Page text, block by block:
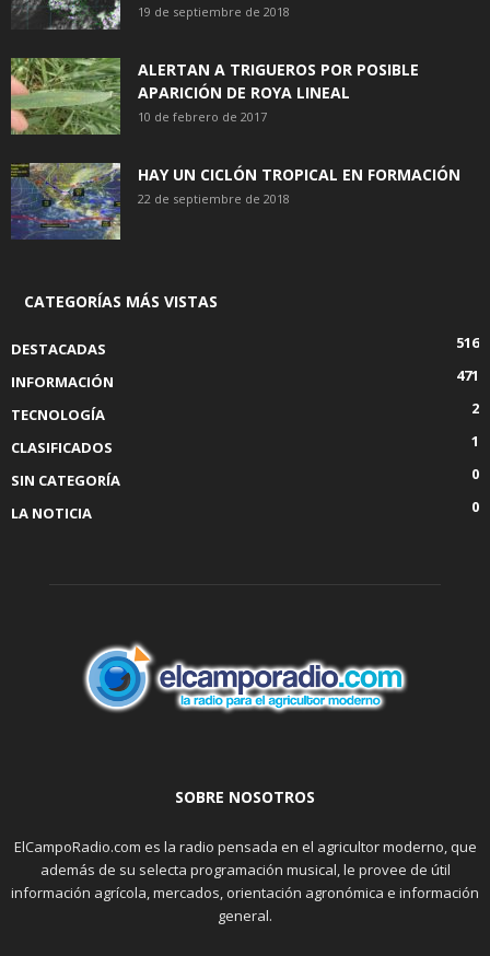
19 de septiembre de 2018
ALERTAN A TRIGUEROS POR POSIBLE
APARICIÓN DE ROYA LINEAL
10 de febrero de 2017
HAY UN CICLÓN TROPICAL EN FORMACIÓN
22 de septiembre de 2018
CATEGORÍAS MÁS VISTAS
DESTACADAS
516
INFORMACIÓN
471
TECNOLOGÍA
2
CLASIFICADOS
1
SIN CATEGORÍA
0
LA NOTICIA
0
SOBRE NOSOTROS
ElCampoRadio.com es la radio pensada en el agricultor moderno, que
además de su selecta programación musical, le provee de útil
información agrícola, mercados, orientación agronómica e información
general.